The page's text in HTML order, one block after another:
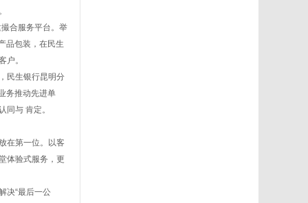
合服务平台。举
品包装，在民生
户。
民生银行昆明分
务推动先进单
同与 肯定。
在第一位。以客
体验式服务，更
决“最后一公